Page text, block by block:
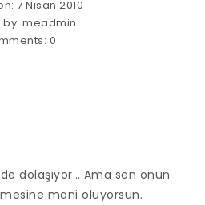
7 Nisan 2010
by:meadmin
0
dolaşıyor… Ama sen onun
mani oluyorsun.